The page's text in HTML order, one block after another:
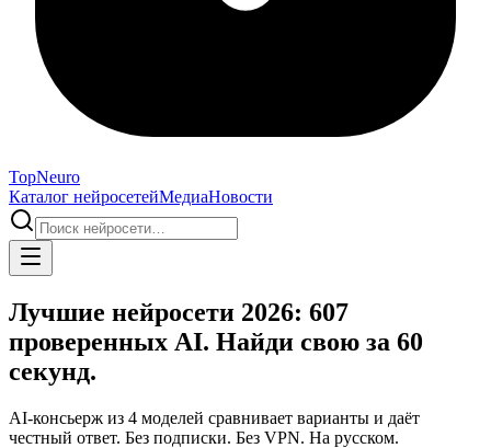
TopNeuro
Каталог нейросетейМедиаНовости
Лучшие нейросети 2026: 607
проверенных AI. Найди свою за 60
секунд.
AI-консьерж из 4 моделей сравнивает варианты и даёт
честный ответ. Без подписки. Без VPN. На русском.